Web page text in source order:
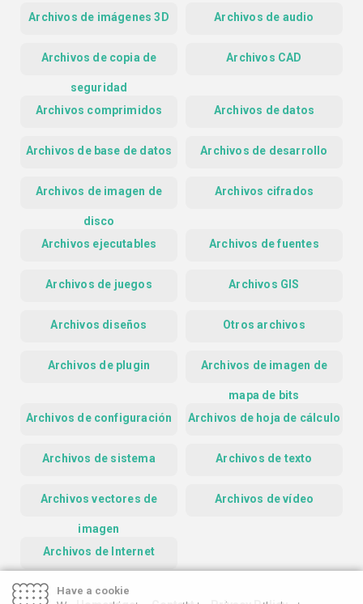
Archivos de imágenes 3D Archivos de audio
Archivos de copia de
seguridad
Archivos CAD
Archivos comprimidos Archivos de datos
Archivos de base de datos Archivos de desarrollo
Archivos de imagen de
disco
Archivos cifrados
Archivos ejecutables Archivos de fuentes
Archivos de juegos Archivos GIS
Archivos diseños Otros archivos
Archivos de plugin Archivos de imagen de
mapa de bits
Archivos de configuración
Archivos de hoja de cálculo
Archivos de sistema Archivos de texto
Archivos vectores de
imagen
Archivos de vídeo
Archivos de Internet
Have a cookie